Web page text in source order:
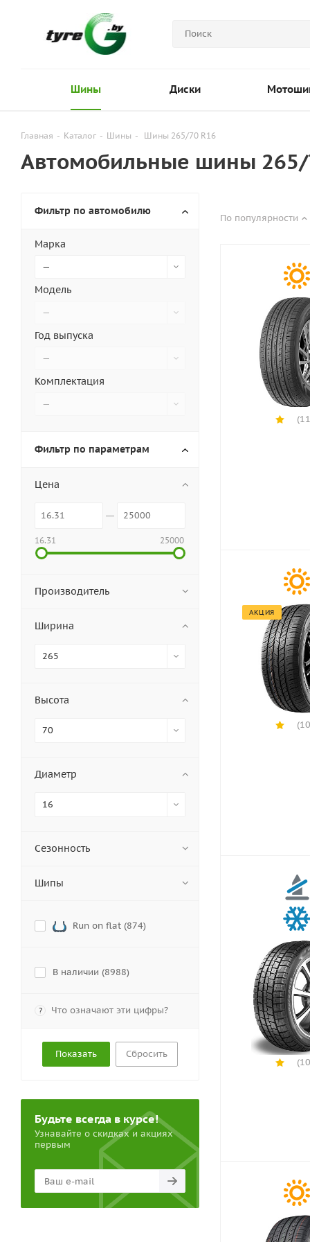
Шины Диски
Главная - Каталог - Шины - Шины 265/70 R16
Автомобильные шины 265/
По популярности
АКЦИЯ
Фильтр по автомобилю
Марка
—
Модель
—
Год выпуска
—
Комплектация
—
Фильтр по параметрам
Цена
16.31 25000
Производитель
Ширина
265
Высота
70
Диаметр
16
Сезонность
Шипы
Run on flat (874)
В наличии (8988)
? Что означают эти цифры?
Сбросить
Будьте всегда в курсе!
Узнавайте о скидках и акциях
первым